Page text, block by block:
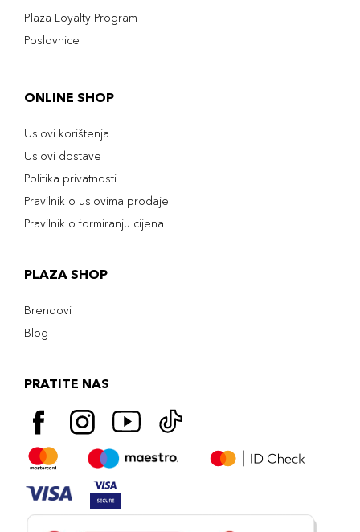
Plaza Loyalty Program
Poslovnice
ONLINE SHOP
Uslovi korištenja
Uslovi dostave
Politika privatnosti
Pravilnik o uslovima prodaje
Pravilnik o formiranju cijena
PLAZA SHOP
Brendovi
Blog
PRATITE NAS